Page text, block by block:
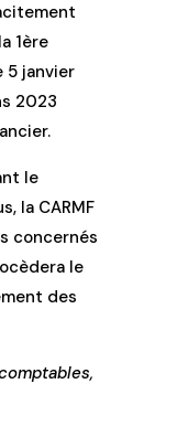
1ère
5 janvier
2023
le
la CARMF
concernés
le
des